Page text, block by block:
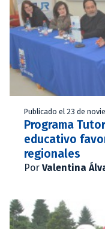
Publicado el 23 de
Programa
educativo
regionales
Por Valentina